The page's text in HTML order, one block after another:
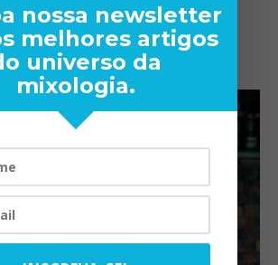
nossa newsletter
melhores artigos
universo da
mixologia.